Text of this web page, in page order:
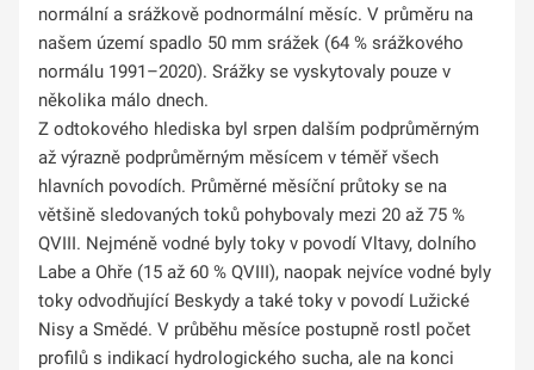
normální a srážkově podnormální měsíc. V průměru na
našem území spadlo 50 mm srážek (64 % srážkového
normálu 1991–2020). Srážky se vyskytovaly pouze v
několika málo dnech.
Z odtokového hlediska byl srpen dalším podprůměrným
až výrazně podprůměrným měsícem v téměř všech
hlavních povodích. Průměrné měsíční průtoky se na
většině sledovaných toků pohybovaly mezi 20 až 75 %
QVIII. Nejméně vodné byly toky v povodí Vltavy, dolního
Labe a Ohře (15 až 60 % QVIII), naopak nejvíce vodné byly
toky odvodňující Beskydy a také toky v povodí Lužické
Nisy a Smědé. V průběhu měsíce postupně rostl počet
profilů s indikací hydrologického sucha, ale na konci